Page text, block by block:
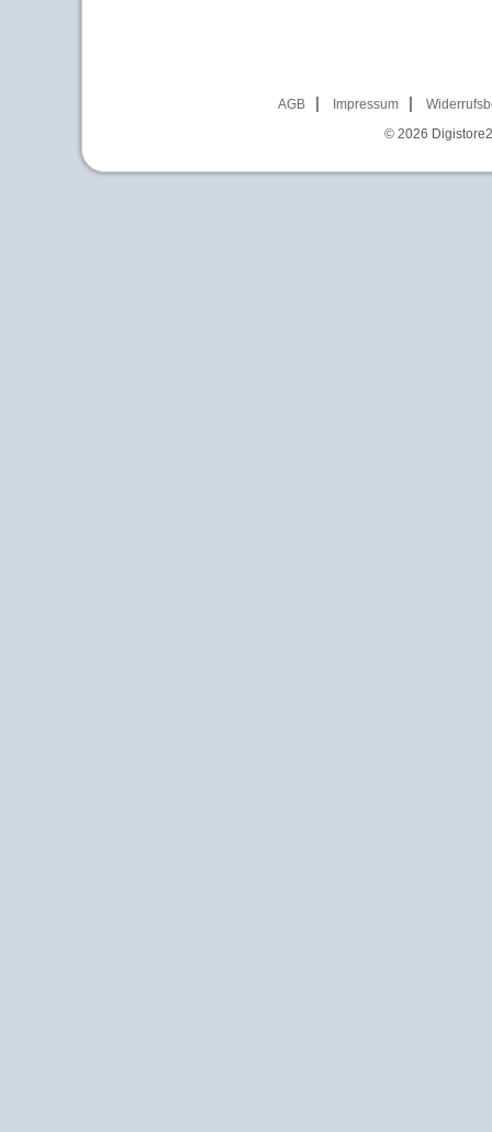
AGB Impressum
© 2026